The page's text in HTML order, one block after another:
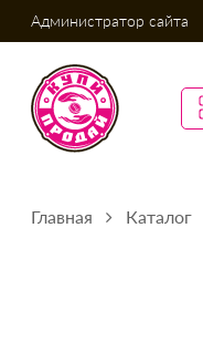
Администратор сайта
Главная Каталог